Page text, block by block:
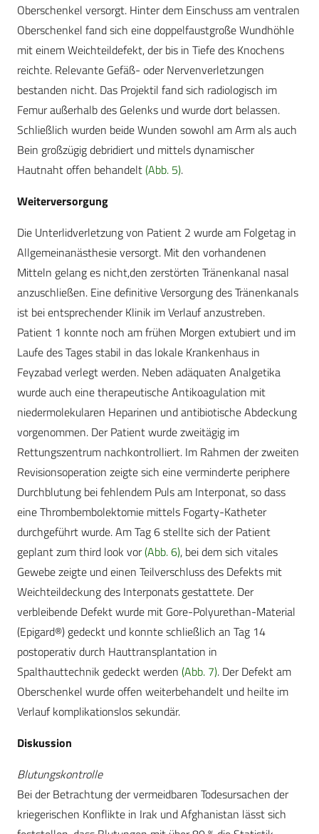
Oberschenkel versorgt. Hinter dem Einschuss am ventralen
Oberschenkel fand sich eine doppelfaustgroße Wundhöhle
mit einem Weichteildefekt, der bis in Tiefe des Knochens
reichte. Relevante Gefäß- oder Nervenverletzungen
bestanden nicht. Das Projektil fand sich radiologisch im
Femur außerhalb des Gelenks und wurde dort belassen.
Schließlich wurden beide Wunden sowohl am Arm als auch
Bein großzügig debridiert und mittels dynamischer
Hautnaht offen behandelt(Abb. 5).
Weiterversorgung
Die Unterlidverletzung von Patient 2 wurde am Folgetag in
Allgemeinanästhesie versorgt. Mit den vorhandenen
Mitteln gelang es nicht,den zerstörten Tränenkanal nasal
anzuschließen. Eine definitive Versorgung des Tränenkanals
ist bei entsprechender Klinik im Verlauf anzustreben.
Patient 1 konnte noch am frühen Morgen extubiert und im
Laufe des Tages stabil in das lokale Krankenhaus in
Feyzabad verlegt werden. Neben adäquaten Analgetika
wurde auch eine therapeutische Antikoagulation mit
niedermolekularen Heparinen und antibiotische Abdeckung
vorgenommen. Der Patient wurde zweitägig im
Rettungszentrum nachkontrolliert. Im Rahmen der zweiten
Revisionsoperation zeigte sich eine verminderte periphere
Durchblutung bei fehlendem Puls am Interponat, so dass
eine Thrombembolektomie mittels Fogarty-Katheter
durchgeführt wurde. Am Tag 6 stellte sich der Patient
geplant zum third look vor(Abb. 6), bei dem sich vitales
Gewebe zeigte und einen Teilverschluss des Defekts mit
Weichteildeckung des Interponats gestattete. Der
verbleibende Defekt wurde mit Gore-Polyurethan-Material
(Epigard®) gedeckt und konnte schließlich an Tag 14
postoperativ durch Hauttransplantation in
Spalthauttechnik gedeckt werden (Abb. 7). Der Defekt am
Oberschenkel wurde offen weiterbehandelt und heilte im
Verlauf komplikationslos sekundär.
Diskussion
Blutungskontrolle
Bei der Betrachtung der vermeidbaren Todesursachen der
kriegerischen Konflikte in Irak und Afghanistan lässt sich